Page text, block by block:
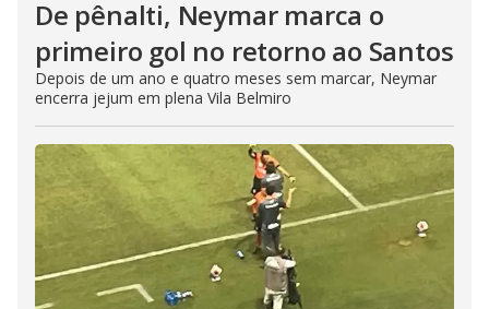
De pênalti, Neymar marca o
primeiro gol no retorno ao Santos
Depois de um ano e quatro meses sem marcar, Neymar
encerra jejum em plena Vila Belmiro